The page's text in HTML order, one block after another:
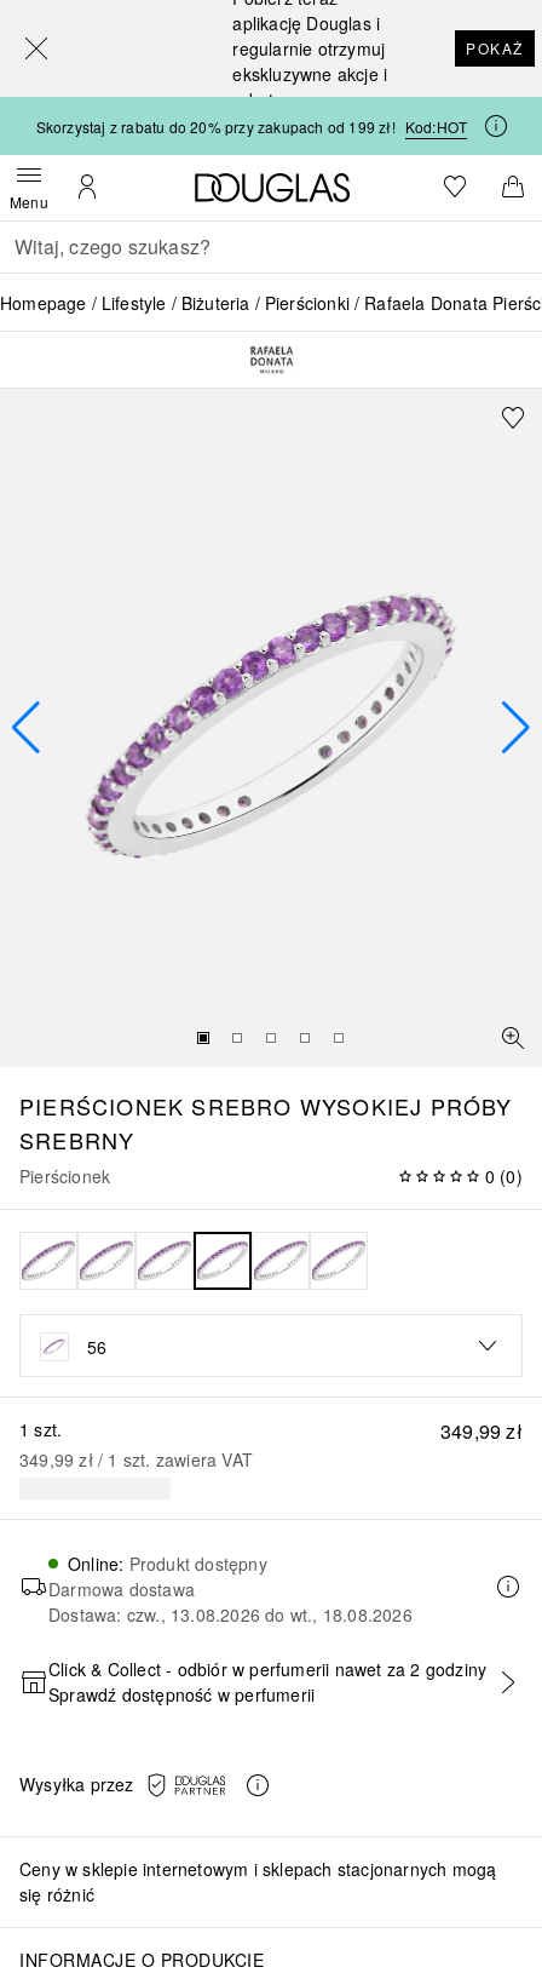
aplikację Douglas i
regularnie otrzymuj
ekskluzywne akcje i
rabaty
POKAŻ
Skorzystaj z rabatu do 20% przy zakupach od 199 zł! Kod:HOT
MenuOtwórz menuMoje konto
Strona główna Douglas
Do listyDo
Wracać
Wykonaj wyszukiwanie
Homepage Lifestyle Biżuteria Pierścionki Rafaela Donata
PIERŚCIONEK SREBRO WYSOKIEJ PRÓBY
SREBRNY
Pierścionek 0 (0)
56
349,99 zł
1 szt.
349,99 zł / 1 szt. zawiera VAT
Online: Produkt dostępny
Darmowa dostawa
Dostawa: czw., 13.08.2026 do wt., 18.08.2026
DODAJ DO KOSZYKA
Click & Collect - odbiór w perfumerii nawet za 2 godziny
Sprawdź dostępność w perfumerii
Wysyłka przez
Ceny w sklepie internetowym i sklepach stacjonarnych mogą
się różnić
INFORMACJE O PRODUKCIE
[navigation.slideout.screenreader]